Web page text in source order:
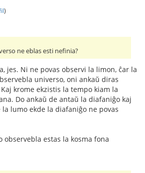
)
ne eblas esti nefinia?
jes. Ni ne povas observi la limon, ĉar la
universo, oni ankaŭ diras
krome ekzistis la tempo kiam la
Do ankaŭ de antaŭ la diafaniĝo kaj
lumo ekde la diafaniĝo ne povas
observebla estas la kosma fona